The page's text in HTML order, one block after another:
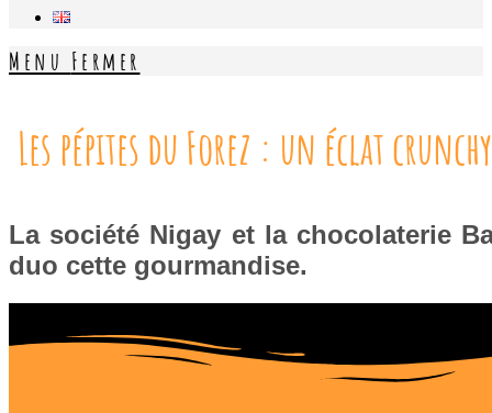
Menu Fermer
Les pépites du Forez : un éclat
La société Nigay et la chocolaterie
duo cette gourmandise.